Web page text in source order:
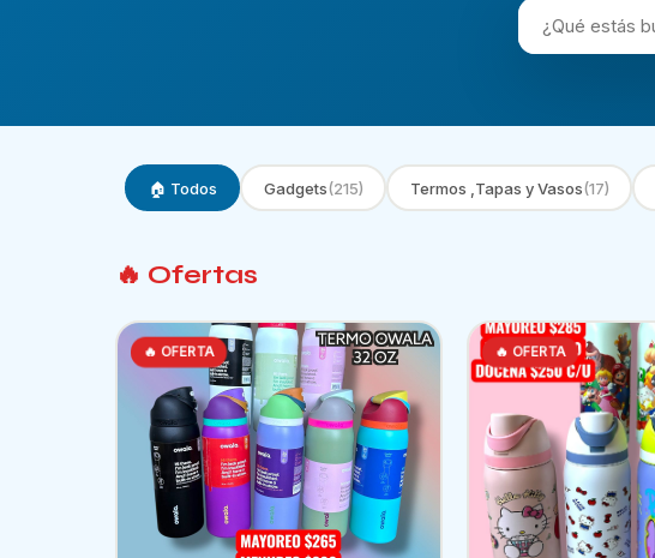
🏠 Todos Gadgets(215) Termos ,Tapas y Vasos(17)
🔥 Ofertas
🔥 OFERTA 🔥 OFERTA